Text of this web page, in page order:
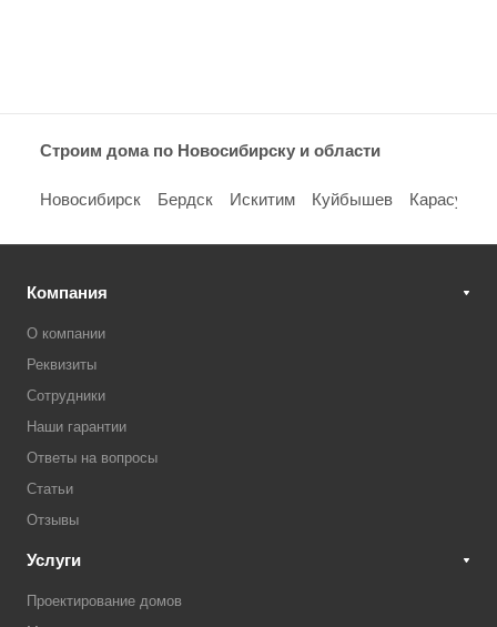
Строим дома по Новосибирску и области
Новосибирск Бердск Искитим Куйбышев Карасук
Компания
О компании
Реквизиты
Сотрудники
Наши гарантии
Ответы на вопросы
Статьи
Отзывы
Услуги
Проектирование домов